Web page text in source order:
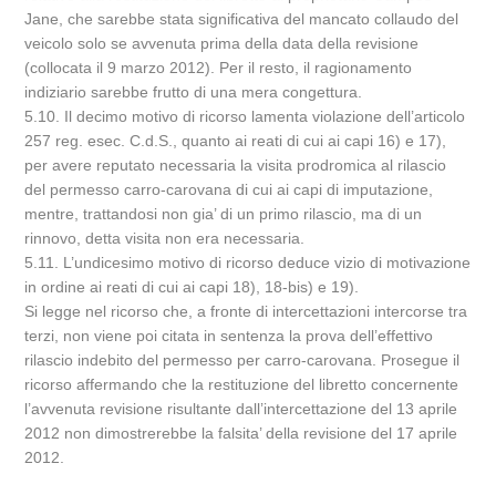
Jane, che sarebbe stata significativa del mancato collaudo del
veicolo solo se avvenuta prima della data della revisione
(collocata il 9 marzo 2012). Per il resto, il ragionamento
indiziario sarebbe frutto di una mera congettura.
5.10. Il decimo motivo di ricorso lamenta violazione dell’articolo
257 reg. esec. C.d.S., quanto ai reati di cui ai capi 16) e 17),
per avere reputato necessaria la visita prodromica al rilascio
del permesso carro-carovana di cui ai capi di imputazione,
mentre, trattandosi non gia’ di un primo rilascio, ma di un
rinnovo, detta visita non era necessaria.
5.11. L’undicesimo motivo di ricorso deduce vizio di motivazione
in ordine ai reati di cui ai capi 18), 18-bis) e 19).
Si legge nel ricorso che, a fronte di intercettazioni intercorse tra
terzi, non viene poi citata in sentenza la prova dell’effettivo
rilascio indebito del permesso per carro-carovana. Prosegue il
ricorso affermando che la restituzione del libretto concernente
l’avvenuta revisione risultante dall’intercettazione del 13 aprile
2012 non dimostrerebbe la falsita’ della revisione del 17 aprile
2012.